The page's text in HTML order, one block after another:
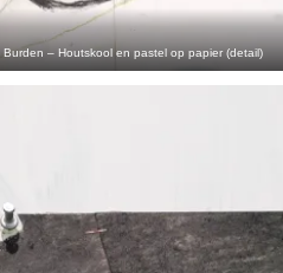
Burden – Houtskool en pastel op papier (detail)